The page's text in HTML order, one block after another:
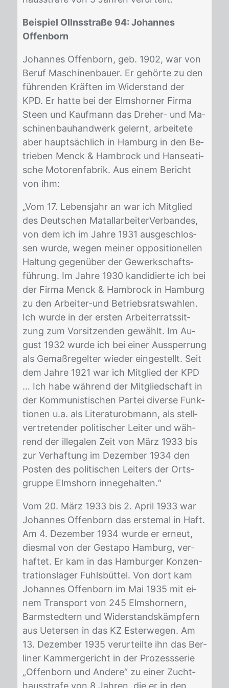
Beispiel Ollnsstraße 94: Johannes
Offenborn
Jo­han­nes Of­fen­born, geb. 1902, war von
Be­ruf Ma­schi­nen­bau­er. Er ge­hör­te zu den
füh­ren­den Kräf­ten im Wi­der­stand der
KPD. Er hat­te bei der Elms­hor­ner Fir­ma
Steen und Kauf­mann das Dre­her- und Ma­
schi­nen­bau­hand­werk ge­lernt, ar­bei­te­te
aber haupt­säch­lich in Ham­burg in den Be­
trie­ben Menck & Ham­brock und Han­sea­ti­
sche Mo­to­ren­fa­brik. Aus ei­nem Be­richt
von ihm:
„Vom 17. Le­bens­jahr an war ich Mit­glied
des Deut­schen Ma­tall­ar­bei­ter­Ver­ban­des,
von dem ich im Jah­re 1931 aus­ge­schlos­
sen wur­de, we­gen mei­ner op­po­si­tio­nel­len
Hal­tung ge­gen­über der Ge­werk­schafts­
füh­rung. Im Jah­re 1930 kan­di­dier­te ich bei
der Fir­ma Menck & Ham­brock in Ham­burg
zu den Ar­bei­ter-und Be­triebs­rats­wah­len.
Ich wur­de in der ers­ten Ar­bei­ter­rats­sit­
zung zum Vor­sit­zen­den ge­wählt. Im Au­
gust 1932 wur­de ich bei ei­ner Aus­sper­rung
als Ge­maß­re­gel­ter wie­der ein­ge­stellt. Seit
dem Jah­re 1921 war ich Mit­glied der KPD
… Ich habe wäh­rend der Mit­glied­schaft in
der Kom­mu­nis­ti­schen Par­tei di­ver­se Funk­
tio­nen u.a. als Li­te­ra­turob­mann, als stell­
ver­tre­ten­der po­li­ti­scher Lei­ter und wäh­
rend der il­le­ga­len Zeit von März 1933 bis
zur Ver­haf­tung im De­zem­ber 1934 den
Pos­ten des po­li­ti­schen Lei­ters der Orts­
grup­pe Elms­horn in­ne­ge­hal­ten.“
Vom 20. März 1933 bis 2. April 1933 war
Jo­han­nes Of­fen­born das ers­te­mal in Haft.
Am 4. De­zem­ber 1934 wur­de er er­neut,
dies­mal von der Ge­sta­po Ham­burg, ver­
haf­tet. Er kam in das Ham­bur­ger Kon­zen­
tra­ti­ons­la­ger Fuhls­büt­tel. Von dort kam
Jo­han­nes Of­fen­born im Mai 1935 mit ei­
nem Trans­port von 245 Elms­hor­nern,
Barm­sted­tern und Wi­der­stands­kämp­fern
aus Ue­ter­sen in das KZ Es­ter­we­gen. Am
13. De­zem­ber 1935 ver­ur­teil­te ihn das Ber­
li­ner Kam­mer­ge­richt in der Pro­zess­se­rie
„Of­fen­born und An­de­re“ zu ei­ner Zucht­
haus­stra­fe von 8 Jah­ren, die er in den